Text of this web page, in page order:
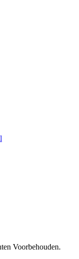
Voorbehouden.